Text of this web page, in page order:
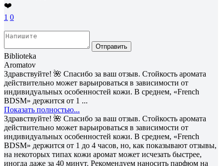
❤️
1 0
Отправить
Biblioteka
Aromatov
Здравствуйте! 🌺 Спасибо за ваш отзыв. Стойкость аромата
действительно может варьироваться в зависимости от
индивидуальных особенностей кожи. В среднем, «French
BDSM» держится от 1 ...
Показать полностью...
Здравствуйте! 🌺 Спасибо за ваш отзыв. Стойкость аромата
действительно может варьироваться в зависимости от
индивидуальных особенностей кожи. В среднем, «French
BDSM» держится от 1 до 4 часов, но, как показывают отзывы,
на некоторых типах кожи аромат может исчезать быстрее,
иногда даже за 40 минут. Рекомендуем наносить парфюм на